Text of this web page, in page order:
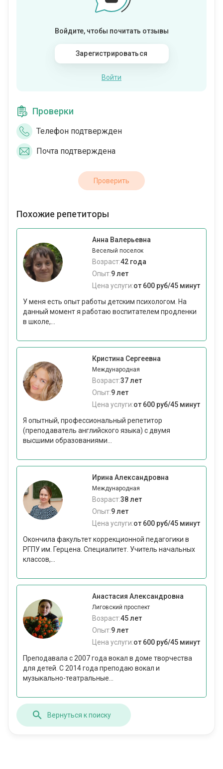
Войдите, чтобы почитать отзывы
Зарегистрироваться
Войти
Проверки
Телефон подтвержден
Почта подтверждена
Проверить
Похожие репетиторы
Анна Валерьевна
Веселый поселок
Возраст:42 года
Опыт:9 лет
Цена услуги:от 600 руб/45 минут
У меня есть опыт работы детским психологом. На
данный момент я работаю воспитателем продленки
в школе,...
Кристина Сергеевна
Международная
Возраст:37 лет
Опыт:9 лет
Цена услуги:от 600 руб/45 минут
Я опытный, профессиональный репетитор
(преподаватель английского языка) с двумя
высшими образованиями...
Ирина Александровна
Международная
Возраст:38 лет
Опыт:9 лет
Цена услуги:от 600 руб/45 минут
Окончила факультет коррекционной педагогики в
РГПУ им. Герцена. Специалитет. Учитель начальных
классов,...
Анастасия Александровна
Лиговский проспект
Возраст:45 лет
Опыт:9 лет
Цена услуги:от 600 руб/45 минут
Преподавала с 2007 года вокал в доме творчества
для детей. С 2014 года преподаю вокал и
музыкально-театральные...
Вернуться к поиску